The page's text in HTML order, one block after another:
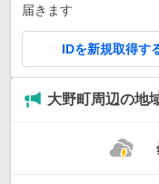
届きます
IDを新規取得す
大野町周辺の地